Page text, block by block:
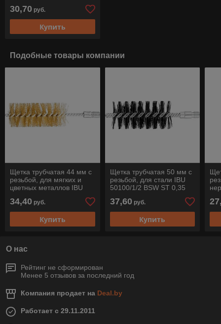
30,70 руб.
Купить
Подобные товары компании
Щетка трубчатая 44 мм с
резьбой, для мягких и
цветных металлов IBU
44100/1/2 BSW MES 0,30
34,40 руб.
Купить
Щетка трубчатая 50 мм с
резьбой, для стали IBU
50100/1/2 BSW ST 0,35
37,60 руб.
Купить
О нас
Рейтинг не сформирован
Менее 5 отзывов за последний год
Компания продает на Deal.by
Работает с 29.11.2011